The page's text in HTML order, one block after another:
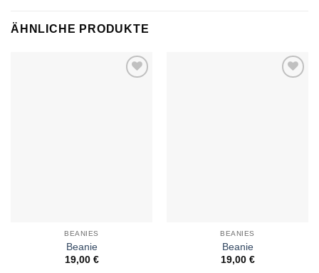
ÄHNLICHE PRODUKTE
BEANIES
Beanie
19,00 €
BEANIES
Beanie
19,00 €